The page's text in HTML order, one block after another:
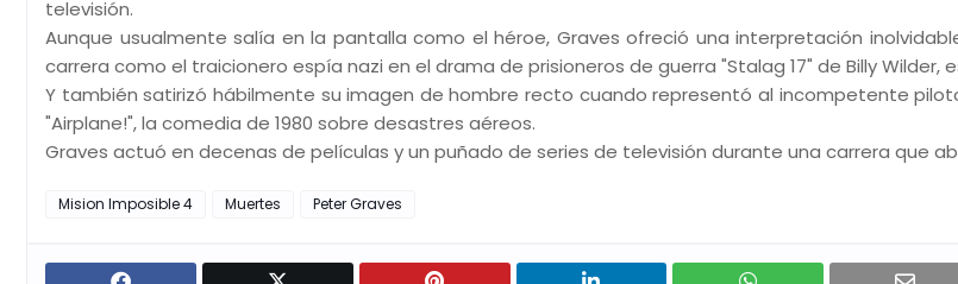
televisión.
Aunque usualmente salía en la pantalla como el héroe, Graves ofreció una interpretación
carrera como el traicionero espía nazi en el drama de prisioneros de guerra "Stalag 17" de Billy Wilder,
Y también satirizó hábilmente su imagen de hombre recto cuando representó al incompetente
"Airplane!", la comedia de 1980 sobre desastres aéreos.
Graves actuó en decenas de películas y un puñado de series de televisión durante una carrera que
Mision Imposible 4 Muertes Peter Graves